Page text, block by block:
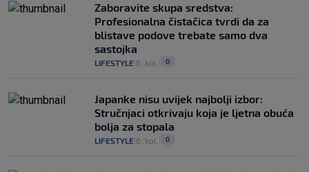
Zaboravite skupa sredstva:
Profesionalna čistačica tvrdi da za
blistave podove trebate samo dva
sastojka
LIFESTYLE 6. kol. 0
Japanke nisu uvijek najbolji izbor:
Stručnjaci otkrivaju koja je ljetna obuća
bolja za stopala
LIFESTYLE 6. kol. 0